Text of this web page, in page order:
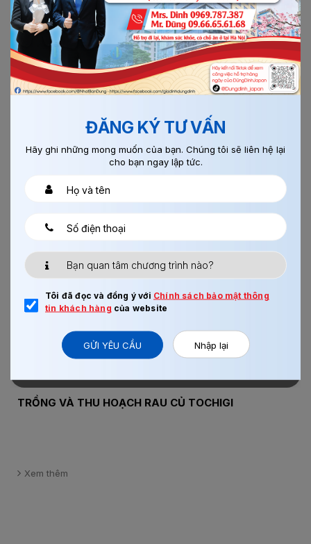
08/08/2017 0
NUÔI LỢN TOYAMA
Chi tiết
TRỒNG VÀ THU HOẠCH RAU CỦ TOCHIGI
Xem thêm
ĐĂNG KÝ TƯ VẤN
Hãy ghi những mong muốn của bạn. Chúng tôi sẽ liên hệ lại
cho bạn ngay lập tức.
Tôi đã đọc và đồng ý với Chính sách bảo mật thông
tin khách hàng của website
GỬI YÊU CẦU Nhập lại